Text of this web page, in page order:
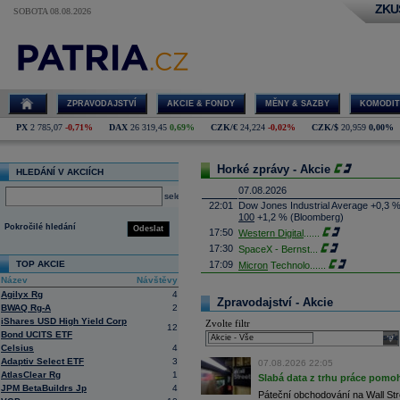
SOBOTA 08.08.2026
ZPRAVODAJSTVÍ AKCIE & FONDY MĚNY & SAZBY
PX 2 785,07 -0,71% DAX 26 319,45 0,69% CZK/€ 24,224 -0,02% CZK/$ 20,959 0,00%
HLEDÁNÍ V AKCIÍCH
select
Odeslat
Pokročilé hledání
TOP AKCIE
Název
Návštěvy
Agilyx Rg
4
BWAQ Rg-A
2
iShares USD High Yield Corp
Bond UCITS ETF
12
Celsius
4
Adaptiv Select ETF
3
AtlasClear Rg
1
JPM BetaBuildrs Jp
4
Horké zprávy - Akcie
07.08.2026
22:01
Dow Jones Industrial Average +0,3
100 +1,2 % (Bloomberg)
17:50 Western Digital
17:30 SpaceX - Bernst
17:09 Micron Technolo
16:26
Objem obchodů s akciemi na
obchodů za poslední rok je 0,665
16:23 Zvýšení výroby balistických střel
nějakou dobu potrvá. Agentuře
Armin Papperger. Společná výroba
doplnit arzenál Spojeným státům,
(ČTK)
16:07 Conocophillips
Zpravodajství - Akcie
Zvolte filtr
07.08.2026 22:05
Slabá data z trhu práce
Páteční obchodování na Wall